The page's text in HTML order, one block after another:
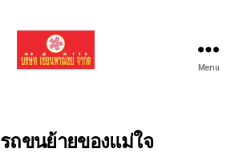
รถ
แบค
Menu
รถขนย้ายของแม่ใจ